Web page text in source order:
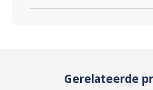
Gerelateerde